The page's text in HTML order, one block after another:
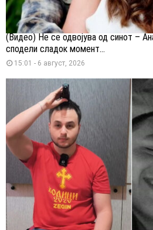
(Видео) Не се одвојува од синот –
сподели сладок момент...
15:01 - 6 август, 2026